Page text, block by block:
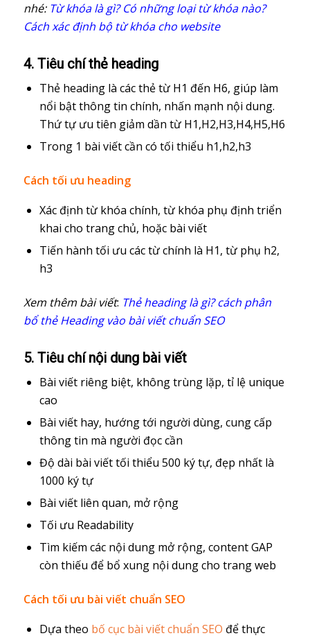
nhé: Từ khóa là gì? Có những loại từ khóa nào?
Cách xác định bộ từ khóa cho website
4. Tiêu chí thẻ heading
Thẻ heading là các thẻ từ H1 đến H6, giúp làm
nổi bật thông tin chính, nhấn mạnh nội dung.
Thứ tự ưu tiên giảm dần từ H1,H2,H3,H4,H5,H6
Trong 1 bài viết cần có tối thiểu h1,h2,h3
Cách tối ưu heading
Xác định từ khóa chính, từ khóa phụ định triển
khai cho trang chủ, hoặc bài viết
Tiến hành tối ưu các từ chính là H1, từ phụ h2,
h3
Xem thêm bài viết: Thẻ heading là gì? cách phân
bổ thẻ Heading vào bài viết chuẩn SEO
5. Tiêu chí nội dung bài viết
Bài viết riêng biệt, không trùng lặp, tỉ lệ unique
cao
Bài viết hay, hướng tới người dùng, cung cấp
thông tin mà người đọc cần
Độ dài bài viết tối thiểu 500 ký tự, đẹp nhất là
1000 ký tự
Bài viết liên quan, mở rộng
Tối ưu Readability
Tìm kiếm các nội dung mở rộng, content GAP
còn thiếu để bổ xung nội dung cho trang web
Cách tối ưu bài viết chuẩn SEO
Dựa theo bố cục bài viết chuẩn SEO để thực